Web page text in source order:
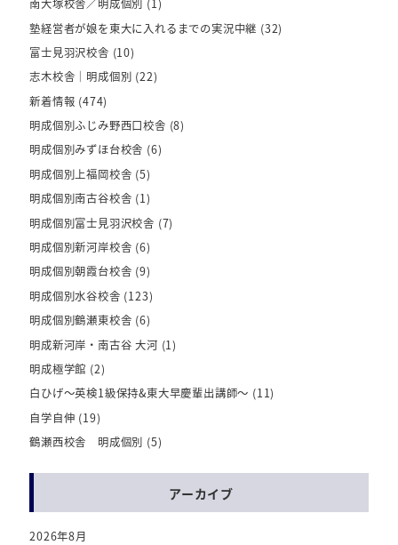
南大塚校舎／明成個別 (1)
塾経営者が娘を東大に入れるまでの実況中継 (32)
富士見羽沢校舎 (10)
志木校舎｜明成個別 (22)
新着情報 (474)
明成個別ふじみ野西口校舎 (8)
明成個別みずほ台校舎 (6)
明成個別上福岡校舎 (5)
明成個別南古谷校舎 (1)
明成個別富士見羽沢校舎 (7)
明成個別新河岸校舎 (6)
明成個別朝霞台校舎 (9)
明成個別水谷校舎 (123)
明成個別鶴瀬東校舎 (6)
明成新河岸・南古谷 大河 (1)
明成極学館 (2)
白ひげ～英検1級保持&東大早慶輩出講師～ (11)
自学自伸 (19)
鶴瀬西校舎 明成個別 (5)
アーカイブ
2026年8月